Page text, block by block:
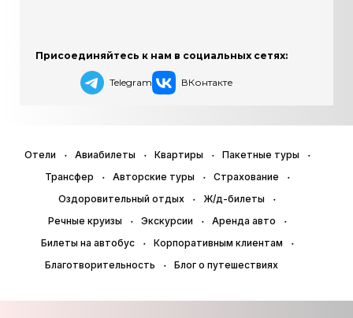
Присоединяйтесь к нам в социальных сетях:
Telegram ВКонтакте
Отели Авиабилеты Квартиры
Пакетные туры
Трансфер
Авторские туры
Страхование
Оздоровительный отдых
Ж/д-билеты
Речные круизы
Экскурсии
Аренда авто
Билеты на автобус
Корпоративным клиентам
Благотворительность
Блог о путешествиях